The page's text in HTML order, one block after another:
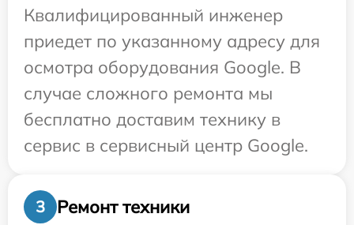
Квалифицированный инженер
приедет по указанному адресу для
осмотра оборудования Google. В
случае сложного ремонта мы
бесплатно доставим технику в
сервис в сервисный центр Google.
3
Ремонт техники